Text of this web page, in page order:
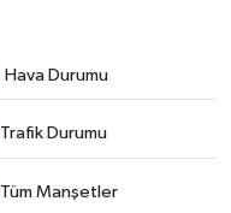
Hava Durumu
Trafik Durumu
Tüm Manşetler